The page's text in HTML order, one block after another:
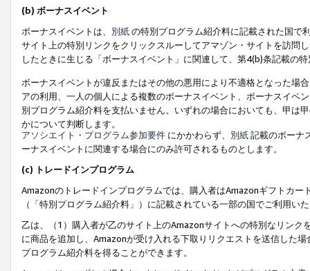
(b) ボーナスイベント
ボーナスイベントは、 別紙の特別プログラム紹介料に記載された国で
サイト上の特別リンクをクリックスルーしてアマゾン・サイトを訪問
したときに生じる「ボーナスイベント」に関連して、第4(b)条記載の
ボーナスイベントが違反またはその他の悪用により不適格となった場
アの利用、一人の個人による複数のボーナスイベント、ボーナスイベ
別プログラム紹介料を支払いません。いずれの場合においても、甲は
かについて判断します。
アソシエイト・プログラム参加要件 にかかわらず、 別紙記載のボーナ
ーナスイベントに関連する場合にのみ許可されるものとします。
(c) トレードインプログラム
Amazonのトレードインプログラムでは、購入者はAmazonギフトカ
（「特別プログラム紹介料」）に記載されている一部の国でご利用い
乙は、（1）購入者が乙のサイト上のAmazonサイトへの特別なリン
に商品を追加し、Amazonが受け入れる下取りリクエストを送信した
プログラム紹介料を得ることができます。